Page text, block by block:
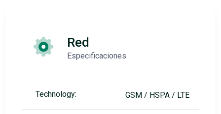
Red
Especificaciones
Technology: GSM / HSPA / LTE